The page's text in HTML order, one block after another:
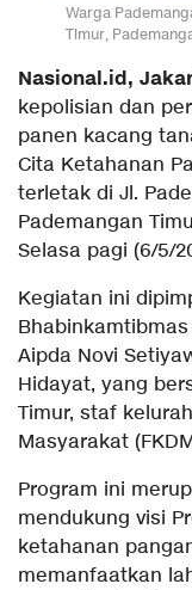
Warga
Timur,
Nasional.id,
kepolisian dan
panen kacang
Cita Ketahanan
terletak di Jl.
Pademangan
Selasa pagi (6/5/
Kegiatan ini
Aipda Novi
Hidayat, yang
Timur, staf
Masyarakat
Program ini
mendukung visi
ketahanan
memanfaatkan